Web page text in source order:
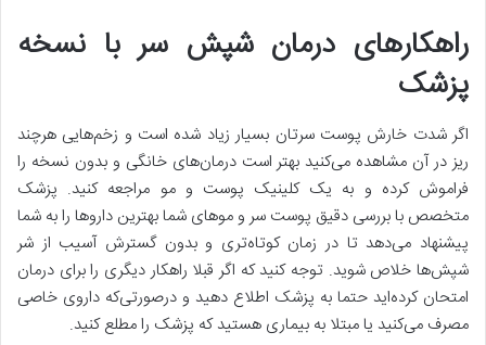
راهکارهای درمان شپش سر با نسخه
پزشک
اگر شدت خارش پوست سرتان بسیار زیاد شده است و زخم‌هایی هرچند
ریز در آن مشاهده می‌کنید بهتر است درمان‌های خانگی و بدون نسخه را
فراموش کرده و به یک کلینیک پوست و مو مراجعه کنید. پزشک
متخصص با بررسی دقیق پوست سر و موهای شما بهترین داروها را به شما
پیشنهاد می‌دهد تا در زمان کوتاه‌تری و بدون گسترش آسیب از شر
شپش‌ها خلاص شوید. توجه کنید که اگر قبلا راهکار دیگری را برای درمان
امتحان کرده‌اید حتما به پزشک اطلاع دهید و درصورتی‌که داروی خاصی
مصرف می‌کنید یا مبتلا به بیماری هستید که پزشک را مطلع کنید.